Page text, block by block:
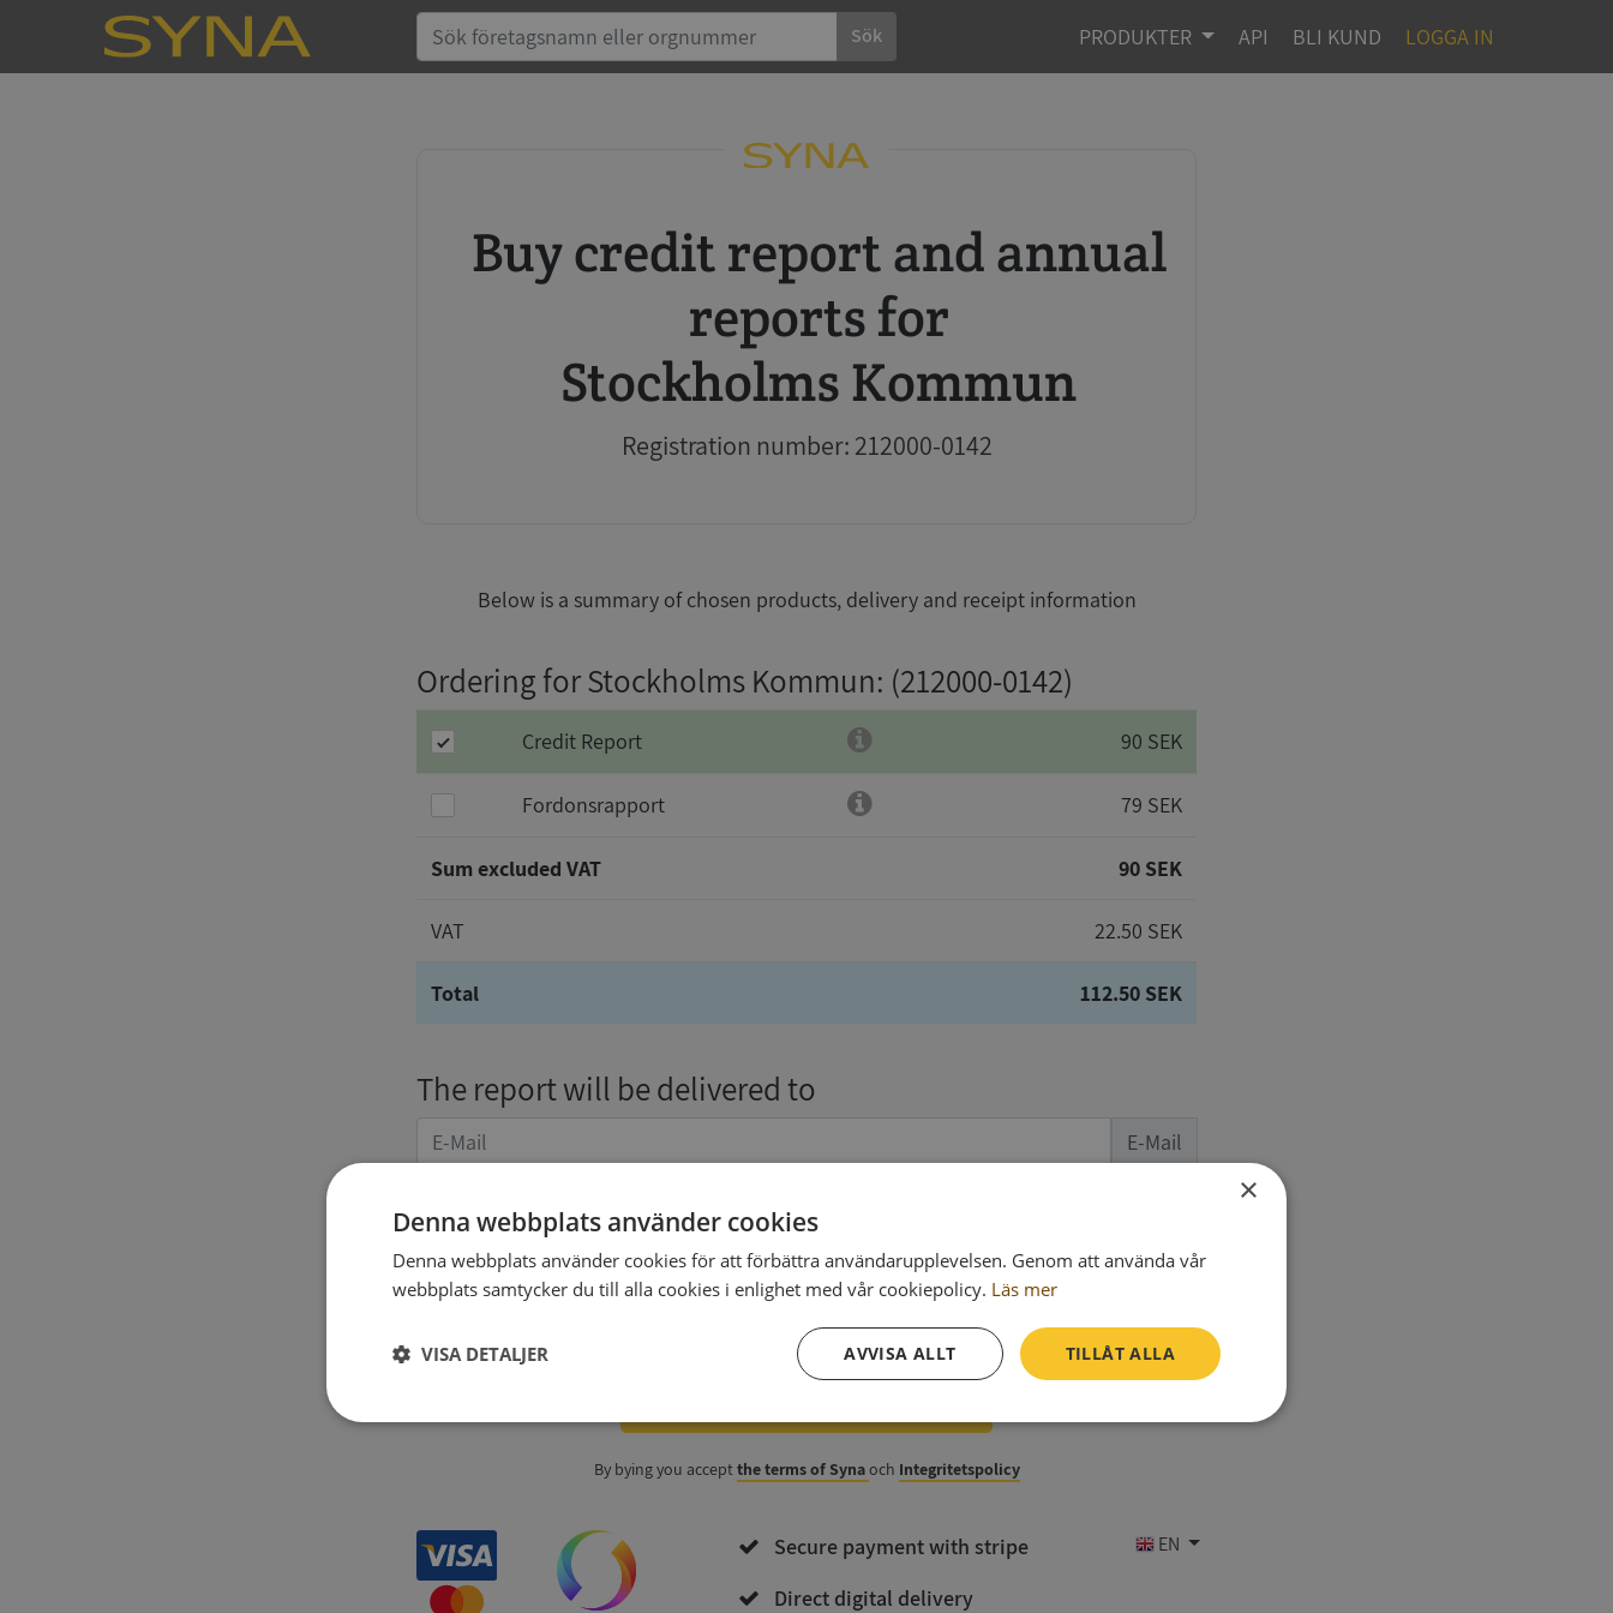
Sök PRODUKTER API BLI KUND LOGGA IN
Buy credit report and annual
reports for
Stockholms Kommun
Registration number: 212000-0142
Below is a summary of chosen products, delivery and receipt information
Ordering for Stockholms Kommun: (212000-0142)
Credit Report 90 SEK
Fordonsrapport 79 SEK
Sum excluded VAT 90 SEK
VAT 22.50 SEK
Total 112.50 SEK
The report will be delivered to
E-Mail
Receipt data(optional)
By bying you acceptthe terms of Synaoch Integritetspolicy
Secure payment with stripe
Direct digital delivery
EN
×
Denna webbplats använder cookies
Denna webbplats använder cookies för att förbättra användarupplevelsen. Genom att använda vår
webbplats samtycker du till alla cookies i enlighet med vår cookiepolicy. Läs mer
TILLÅT ALLA
AVVISA ALLT
VISA DETALJER
Strikt
Prestanda Inriktning Funktioner Oklassificerade